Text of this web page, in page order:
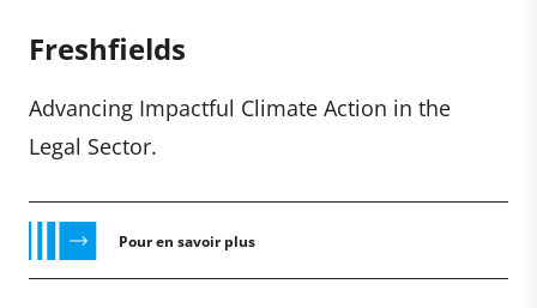
Freshfields
Advancing Impactful Climate Action in the
Legal Sector.
Pour en savoir plus